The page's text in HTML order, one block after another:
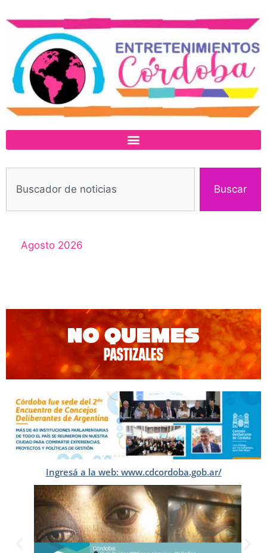
Buscar
Agosto 2026
Ingresá a la web: www.cdcordoba.gob.ar/